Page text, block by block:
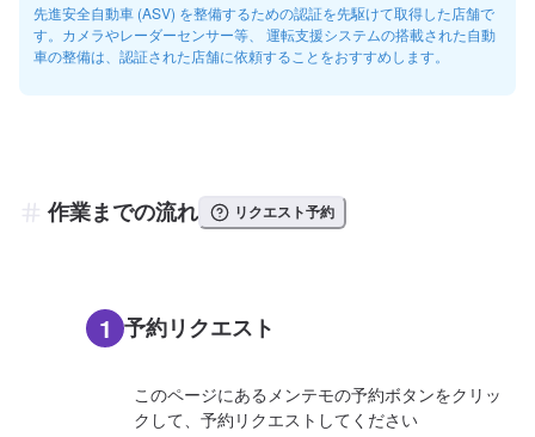
先進安全自動車 (ASV) を整備するための認証を先駆けて取得した店舗で
す。カメラやレーダーセンサー等、 運転支援システムの搭載された自動
車の整備は、認証された店舗に依頼することをおすすめします。
作業までの流れ リクエスト予約
1 予約リクエスト
このページにあるメンテモの予約ボタンをクリッ
クして、予約リクエストしてください